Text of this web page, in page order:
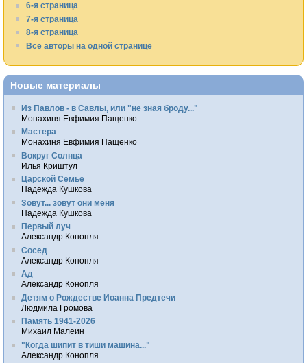
6-я страница
7-я страница
8-я страница
Все авторы на одной странице
Новые материалы
Из Павлов - в Савлы, или "не зная броду..."
Монахиня Евфимия Пащенко
Мастера
Монахиня Евфимия Пащенко
Вокруг Солнца
Илья Криштул
Царской Семье
Надежда Кушкова
Зовут... зовут они меня
Надежда Кушкова
Первый луч
Александр Конопля
Сосед
Александр Конопля
Ад
Александр Конопля
Детям о Рождестве Иоанна Предтечи
Людмила Громова
Память 1941-2026
Михаил Малеин
"Когда шипит в тиши машина..."
Александр Конопля